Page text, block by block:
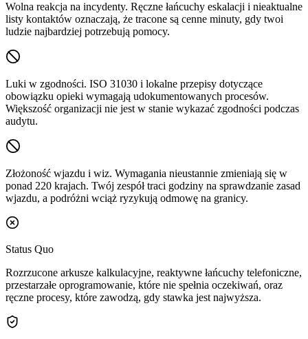
Wolna reakcja na incydenty. Ręczne łańcuchy eskalacji i nieaktualne
listy kontaktów oznaczają, że tracone są cenne minuty, gdy twoi
ludzie najbardziej potrzebują pomocy.
Luki w zgodności. ISO 31030 i lokalne przepisy dotyczące
obowiązku opieki wymagają udokumentowanych procesów.
Większość organizacji nie jest w stanie wykazać zgodności podczas
audytu.
Złożoność wjazdu i wiz. Wymagania nieustannie zmieniają się w
ponad 220 krajach. Twój zespół traci godziny na sprawdzanie zasad
wjazdu, a podróżni wciąż ryzykują odmowę na granicy.
Status Quo
Rozrzucone arkusze kalkulacyjne, reaktywne łańcuchy telefoniczne,
przestarzałe oprogramowanie, które nie spełnia oczekiwań, oraz
ręczne procesy, które zawodzą, gdy stawka jest najwyższa.